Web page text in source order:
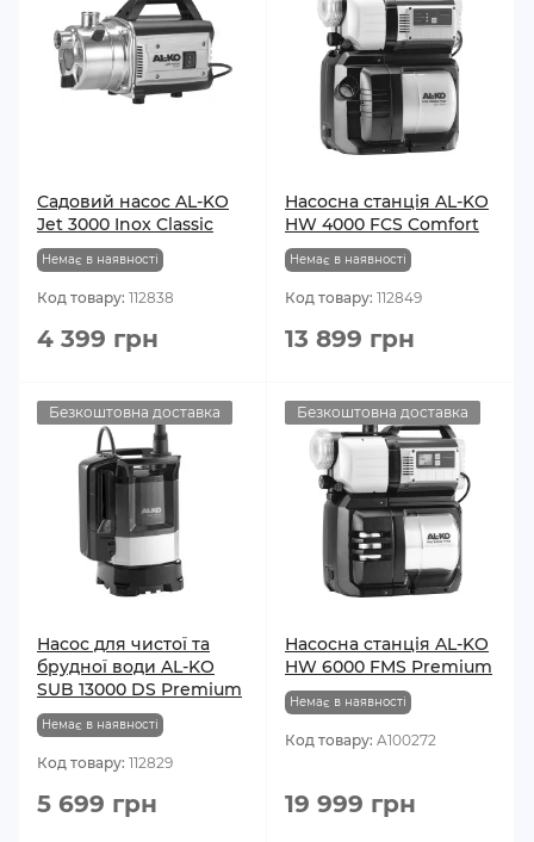
Садовий насос AL-KO
Jet 3000 Inox Classic
Немає в наявності
Код товару: 112838
4 399 грн
Насосна станція AL-KO
HW 4000 FCS Comfort
Немає в наявності
Код товару: 112849
13 899 грн
Безкоштовна доставка
Насос для чистої та
брудної води AL-KO
SUB 13000 DS Premium
Немає в наявності
Код товару: 112829
5 699 грн
Безкоштовна доставка
Насосна станція AL-KO
HW 6000 FMS Premium
Немає в наявності
Код товару: A100272
19 999 грн